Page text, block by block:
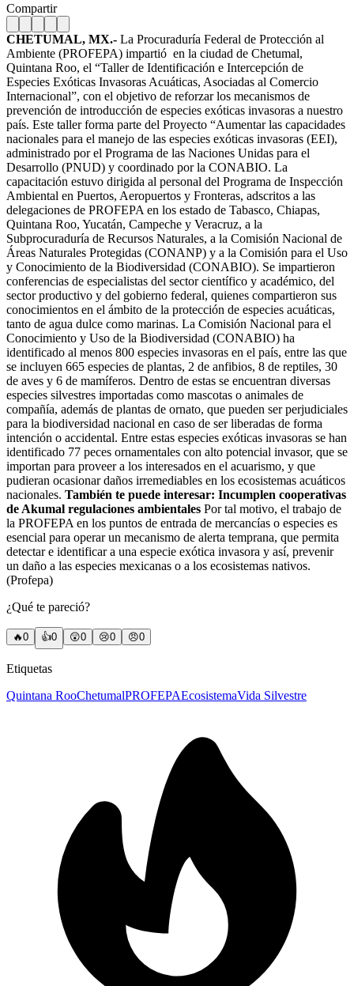
Compartir
CHETUMAL, MX.- La Procuraduría Federal de Protección al
Ambiente (PROFEPA) impartió en la ciudad de Chetumal,
Quintana Roo, el “Taller de Identificación e Intercepción de
Especies Exóticas Invasoras Acuáticas, Asociadas al Comercio
Internacional”, con el objetivo de reforzar los mecanismos de
prevención de introducción de especies exóticas invasoras a nuestro
país. Este taller forma parte del Proyecto “Aumentar las capacidades
nacionales para el manejo de las especies exóticas invasoras (EEI),
administrado por el Programa de las Naciones Unidas para el
Desarrollo (PNUD) y coordinado por la CONABIO. La
capacitación estuvo dirigida al personal del Programa de Inspección
Ambiental en Puertos, Aeropuertos y Fronteras, adscritos a las
delegaciones de PROFEPA en los estado de Tabasco, Chiapas,
Quintana Roo, Yucatán, Campeche y Veracruz, a la
Subprocuraduría de Recursos Naturales, a la Comisión Nacional de
Áreas Naturales Protegidas (CONANP) y a la Comisión para el Uso
y Conocimiento de la Biodiversidad (CONABIO). Se impartieron
conferencias de especialistas del sector científico y académico, del
sector productivo y del gobierno federal, quienes compartieron sus
conocimientos en el ámbito de la protección de especies acuáticas,
tanto de agua dulce como marinas. La Comisión Nacional para el
Conocimiento y Uso de la Biodiversidad (CONABIO) ha
identificado al menos 800 especies invasoras en el país, entre las que
se incluyen 665 especies de plantas, 2 de anfibios, 8 de reptiles, 30
de aves y 6 de mamíferos. Dentro de estas se encuentran diversas
especies silvestres importadas como mascotas o animales de
compañía, además de plantas de ornato, que pueden ser perjudiciales
para la biodiversidad nacional en caso de ser liberadas de forma
intención o accidental. Entre estas especies exóticas invasoras se han
identificado 77 peces ornamentales con alto potencial invasor, que se
importan para proveer a los interesados en el acuarismo, y que
pudieran ocasionar daños irremediables en los ecosistemas acuáticos
nacionales. También te puede interesar: Incumplen cooperativas
de Akumal regulaciones ambientales Por tal motivo, el trabajo de
la PROFEPA en los puntos de entrada de mercancías o especies es
esencial para operar un mecanismo de alerta temprana, que permita
detectar e identificar a una especie exótica invasora y así, prevenir
un daño a las especies mexicanas o a los ecosistemas nativos.
(Profepa)
¿Qué te pareció?
🔥0 👍0 😲0 😢0 😠0
Etiquetas
Quintana RooChetumalPROFEPAEcosistemaVida Silvestre